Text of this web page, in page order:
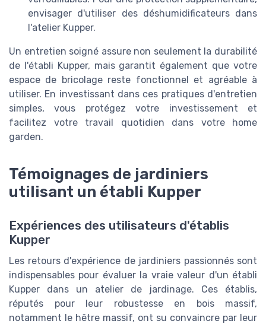
envisager d'utiliser des déshumidificateurs dans
l'atelier Kupper.
Un entretien soigné assure non seulement la durabilité
de l'établi Kupper, mais garantit également que votre
espace de bricolage reste fonctionnel et agréable à
utiliser. En investissant dans ces pratiques d'entretien
simples, vous protégez votre investissement et
facilitez votre travail quotidien dans votre home
garden.
Témoignages de jardiniers
utilisant un établi Kupper
Expériences des utilisateurs d'établis
Kupper
Les retours d'expérience de jardiniers passionnés sont
indispensables pour évaluer la vraie valeur d'un établi
Kupper dans un atelier de jardinage. Ces établis,
réputés pour leur robustesse en bois massif,
notamment le hêtre massif, ont su convaincre par leur